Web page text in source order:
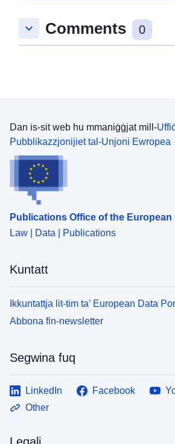
keyboard_arrow_down Comments 0
Dan is-sit web hu mmaniġġjat mill-
Pubblikazzjonijiet tal-Unjoni Ewropea
Publications Office of the European
Law | Data | Publications
Kuntatt
Ikkuntattja lit-tim ta’ European Data
Abbona fin-newsletter
Segwina fuq
LinkedIn Facebook
Other